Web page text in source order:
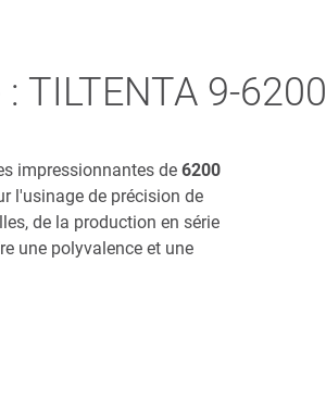
TILTENTA 9-6200
impressionnantes de 6200
l'usinage de précision de
de la production en série
une polyvalence et une